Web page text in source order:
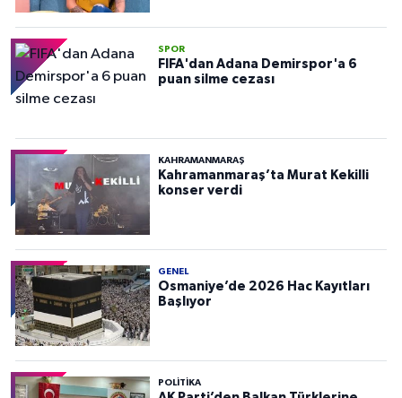
SPOR
FIFA'dan Adana Demirspor'a 6
puan silme cezası
KAHRAMANMARAŞ
Kahramanmaraş’ta Murat Kekilli
konser verdi
GENEL
Osmaniye’de 2026 Hac Kayıtları
Başlıyor
POLITIKA